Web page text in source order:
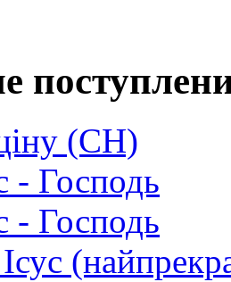
(СН)
- Господь
- Господь